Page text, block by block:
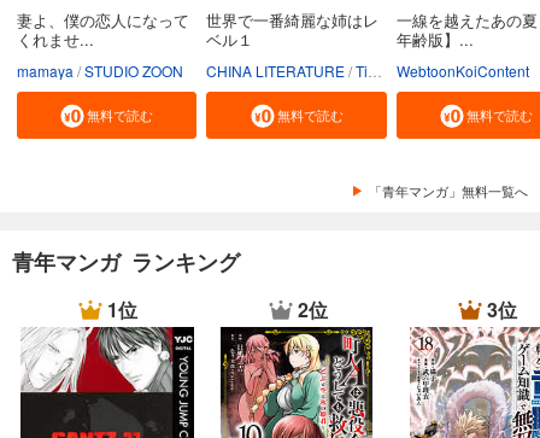
妻よ、僕の恋人になって
くれませ...
mamaya STUDIO ZOON
無料で読む
世界で一番綺麗な姉はレ
ベル１
CHINA LITERATURE Tiankongshu Mangongchang
無料で読む
一線を越えたあの
年齢版】...
WebtoonKoiContent
無料で読む
「青年マンガ」無料一覧へ
青年マンガ ランキング
1位 2位 3位